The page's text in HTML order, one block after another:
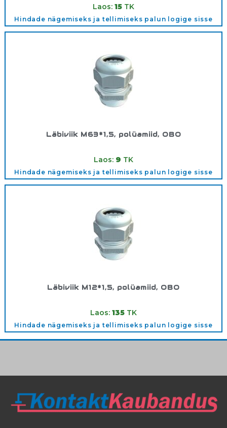
Laos: 15 TK
Hindade nägemiseks ja tellimiseks palun logige sisse
Läbiviik M63*1,5, polüamiid, OBO
Laos: 9 TK
Hindade nägemiseks ja tellimiseks palun logige sisse
Läbiviik M12*1,5, polüamiid, OBO
Laos: 135 TK
Hindade nägemiseks ja tellimiseks palun logige sisse